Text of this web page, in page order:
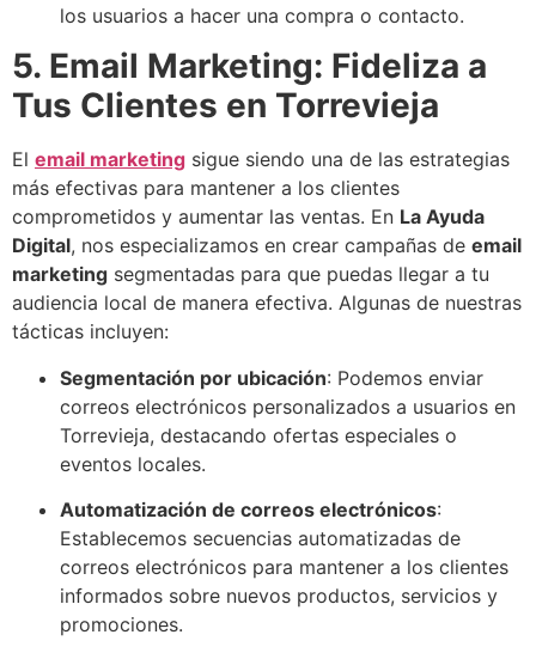
los usuarios a hacer una compra o contacto.
5. Email Marketing: Fideliza a
Tus Clientes en Torrevieja
El email marketing sigue siendo una de las estrategias
más efectivas para mantener a los clientes
comprometidos y aumentar las ventas. En La Ayuda
Digital, nos especializamos en crear campañas de email
marketing segmentadas para que puedas llegar a tu
audiencia local de manera efectiva. Algunas de nuestras
tácticas incluyen:
Segmentación por ubicación: Podemos enviar
correos electrónicos personalizados a usuarios en
Torrevieja, destacando ofertas especiales o
eventos locales.
Automatización de correos electrónicos:
Establecemos secuencias automatizadas de
correos electrónicos para mantener a los clientes
informados sobre nuevos productos, servicios y
promociones.